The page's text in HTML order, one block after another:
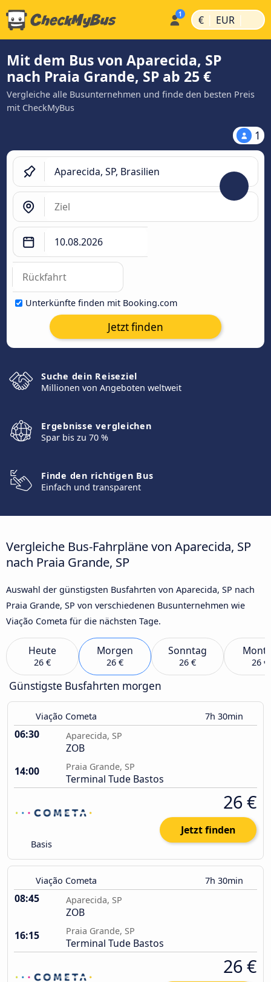
€ | EUR |
Mit dem Bus von Aparecida, SP
nach Praia Grande, SP ab 25 €
Vergleiche alle Busunternehmen und finde den besten Preis
mit CheckMyBus
1
Unterkünfte finden mit Booking.com
Jetzt finden
Suche dein Reiseziel
Millionen von Angeboten weltweit
Ergebnisse vergleichen
Spar bis zu 70 %
Finde den richtigen Bus
Einfach und transparent
Vergleiche Bus-Fahrpläne von Aparecida, SP
nach Praia Grande, SP
Auswahl der günstigsten Busfahrten von Aparecida, SP nach
Praia Grande, SP von verschiedenen Busunternehmen wie
Viação Cometa für die nächsten Tage.
Heute
26 €
Morgen
26 €
Sonntag
26 € 26 €
Günstigste Busfahrten morgen
Viação Cometa 7h 30min
06:30 Aparecida, SP
ZOB
14:00
Praia Grande, SP
Terminal Tude Bastos
Basis
26 €
Jetzt finden
Viação Cometa 7h 30min
08:45 Aparecida, SP
ZOB
16:15
Praia Grande, SP
Terminal Tude Bastos
26 €